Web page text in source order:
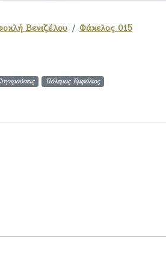
Βενιζέλου Φάκελος 015
Πόλεμος Εμφύλιος